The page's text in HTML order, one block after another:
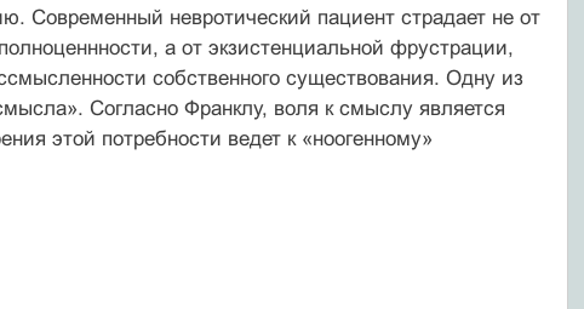
Современный невротический пациент страдает не от
а от экзистенциальной фрустрации,
собственного существования. Одну из
Согласно Франклу, воля к смыслу является
этой потребности ведет к «ноогенному»